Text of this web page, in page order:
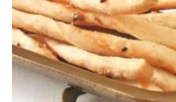
Comer Bem: Palitinhos De